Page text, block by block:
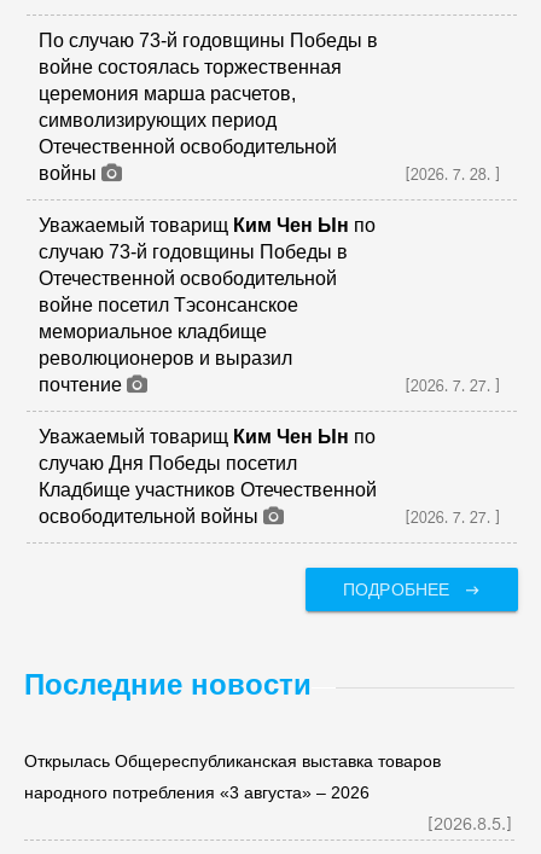
По случаю 73-й годовщины Победы в
войне состоялась торжественная
церемония марша расчетов,
символизирующих период
Отечественной освободительной
войны
[2026.7.28.]
Уважаемый товарищ Ким Чен Ын по
случаю 73-й годовщины Победы в
Отечественной освободительной
войне посетил Tэсонсанское
мемориальное кладбище
революционеров и выразил
почтение
[2026.7.27.]
Уважаемый товарищ Ким Чен Ын по
случаю Дня Победы посетил
Кладбище участников Отечественной
освободительной войны
[2026.7.27.]
ПОДРОБНЕЕ
Последние новости
Открылась Общереспубликанская выставка товаров
народного потребления «3 августа» – 2026
[2026.8.5.]